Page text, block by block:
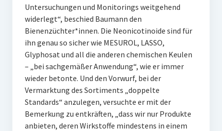
Untersuchungen und Monitorings weitgehend
widerlegt“, beschied Baumann den
Bienenzüchter*innen. Die Neonicotinoide sind für
ihn genau so sicher wie MESUROL, LASSO,
Glyphosat und all die anderen chemischen Keulen
– „bei sachgemäßer Anwendung“, wie er immer
wieder betonte. Und den Vorwurf, bei der
Vermarktung des Sortiments „doppelte
Standards“ anzulegen, versuchte er mit der
Bemerkung zu entkräften, „dass wir nur Produkte
anbieten, deren Wirkstoffe mindestens in einem